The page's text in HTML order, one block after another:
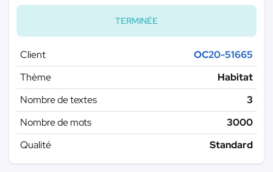
TERMINÉE
Client
OC20-51665
Thème
Habitat
Nombre de textes
3
Nombre de mots
3000
Qualité
Standard